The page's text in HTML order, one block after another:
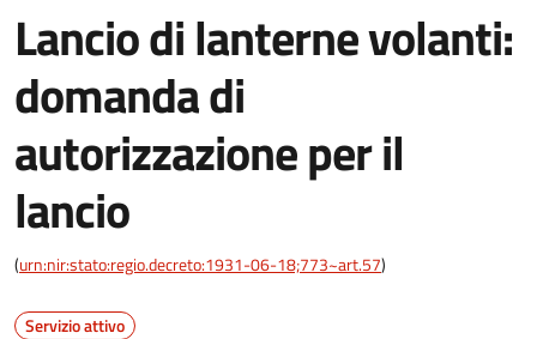
Lancio di lanterne volanti:
domanda di
autorizzazione per il
lancio
(urn:nir:stato:regio.decreto:1931-06-18;773~art.57)
Servizio attivo